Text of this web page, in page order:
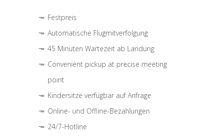
Festpreis
Automatische Flugmitverfolgung
45 Minuten Wartezeit ab Landung
Convenient pickup at precise meeting
point
Kindersitze verfügbar auf Anfrage
Online- und Offline-Bezahlungen
24/7-Hotline